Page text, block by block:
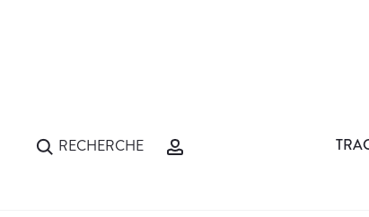
RECHERCHE